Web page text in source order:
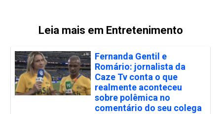
Leia mais em Entretenimento
Fernanda Gentil e
Romário: jornalista da
Caze Tv conta o que
realmente aconteceu
sobre polêmica no
comentário do seu colega